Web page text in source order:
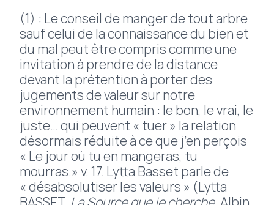
(1) : Le conseil de manger de tout arbre
sauf celui de la connaissance du bien et
du mal peut être compris comme une
invitation à prendre de la distance
devant la prétention à porter des
jugements de valeur sur notre
environnement humain : le bon, le vrai, le
juste… qui peuvent « tuer » la relation
désormais réduite à ce que j’en perçois
« Le jour où tu en mangeras, tu
mourras.» v. 17. Lytta Basset parle de
« désabsolutiser les valeurs » (Lytta